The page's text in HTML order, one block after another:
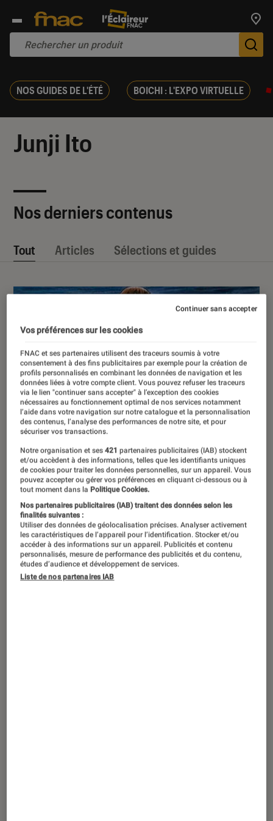
NOS GUIDES DE L'ÉTÉ BOICHI : L'EXPO VIRTUELLE
Junji Ito
Nos derniers contenus
Tout Articles Sélections et guides
SÉLECTION
Mangas • 08 août. 2025
Vos préférences sur les cookies
FNAC et ses partenaires utilisent des traceurs soumis à votre
consentement à des fins publicitaires par exemple pour la création de
profils personnalisés en combinant les données de navigation et les
données liées à votre compte client. Vous pouvez refuser les traceurs
via le lien "continuer sans accepter" à l’exception des cookies
nécessaires au fonctionnement optimal de nos services notamment
l’aide dans votre navigation sur notre catalogue et la personnalisation
des contenus, l’analyse des performances de notre site, et pour
sécuriser vos transactions.
Notre organisation et ses421 partenaires publicitaires (IAB) stockent
et/ou accèdent à des informations, telles que les identifiants uniques
de cookies pour traiter les données personnelles, sur un appareil. Vous
pouvez accepter ou gérer vos préférences en cliquant ci-dessous ou à
tout moment dans la Politique Cookies.
Nos partenaires publicitaires (IAB) traitent des données selon les
finalités suivantes :
Utiliser des données de géolocalisation précises. Analyser activement
les caractéristiques de l’appareil pour l’identification. Stocker et/ou
accéder à des informations sur un appareil. Publicités et contenu
personnalisés, mesure de performance des publicités et du contenu,
études d’audience et développement de services.
Liste de nos partenaires IAB
Continuer sans accepter